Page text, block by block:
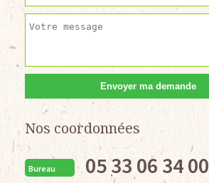
Nos coordonnées
Bureau 05 33 06 34 00